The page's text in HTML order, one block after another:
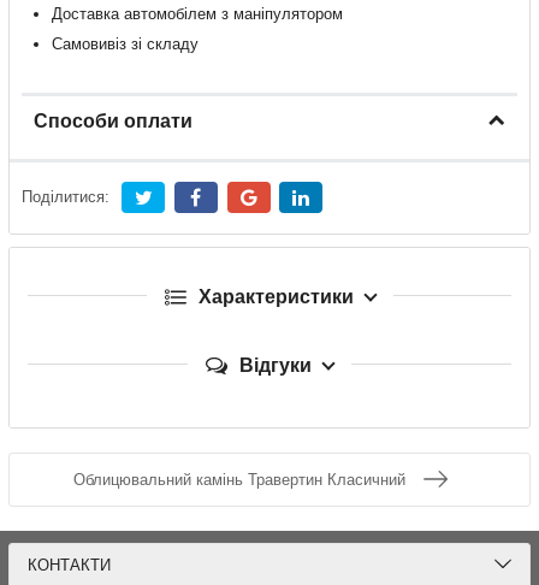
Доставка автомобілем з маніпулятором
Самовивіз зі складу
Способи оплати
Поділитися:
Характеристики
Відгуки
Облицювальний камінь Травертин Класичний
КОНТАКТИ